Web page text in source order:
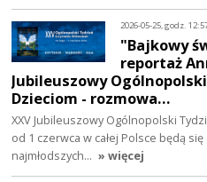
2026-05-25, godz.
"Bajkowy
reportaż
Jubileuszowy
Dzieciom - rozmowa…
XXV Jubileuszowy Ogólnopolski
od 1 czerwca w całej Polsce będą
najmłodszych… » więcej